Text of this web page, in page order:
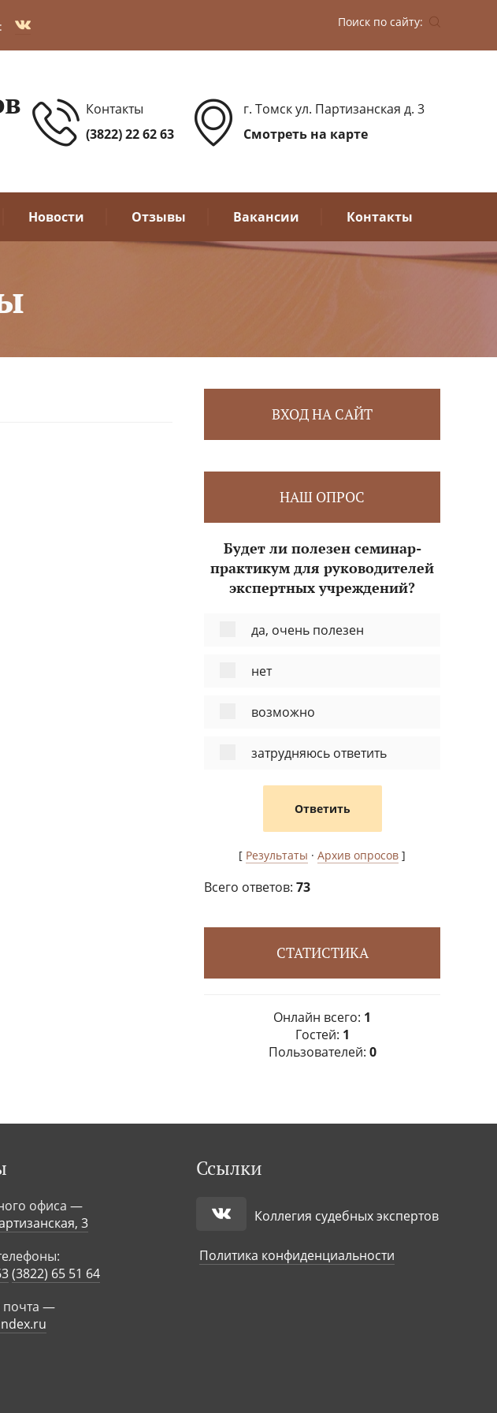
Поиск по сайту:
Контакты
(3822) 22 62 63
г. Томск ул. Партизанская д. 3
Смотреть на карте
Новости Отзывы Вакансии Контакты
ВХОД НА САЙТ
НАШ ОПРОС
Будет ли полезен семинар-
практикум для руководителей
экспертных учреждений?
да, очень полезен
нет
возможно
затрудняюсь ответить
[ Результаты · Архив опросов ]
Всего ответов: 73
СТАТИСТИКА
Онлайн всего: 1
Гостей: 1
Пользователей: 0
офиса —
3
(3822) 65 51 64
почта —
Ссылки
Коллегия судебных экспертов
Политика конфиденциальности